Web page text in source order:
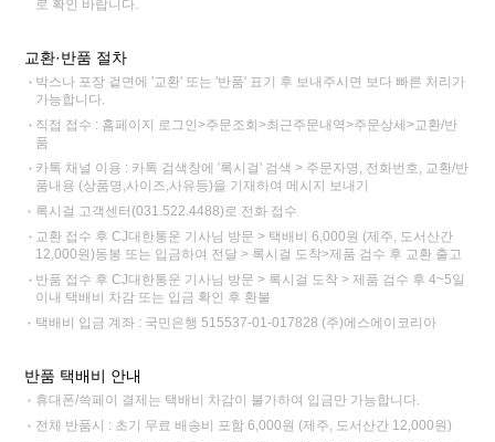
로 확인 바랍니다.
교환·반품 절차
박스나 포장 겉면에 '교환' 또는 '반품' 표기 후 보내주시면 보다 빠른 처리가
가능합니다.
직접 접수 : 홈페이지 로그인>주문조회>최근주문내역>주문상세>교환/반
품
카톡 채널 이용 : 카톡 검색창에 '록시걸' 검색 > 주문자명, 전화번호, 교환/반
품내용 (상품명,사이즈,사유등)을 기재하여 메시지 보내기
록시걸 고객센터(031.522.4488)로 전화 접수
교환 접수 후 CJ대한통운 기사님 방문 > 택배비 6,000원 (제주, 도서산간
12,000원)동봉 또는 입금하여 전달 > 록시걸 도착>제품 검수 후 교환 출고
반품 접수 후 CJ대한통운 기사님 방문 > 록시걸 도착 > 제품 검수 후 4~5일
이내 택배비 차감 또는 입금 확인 후 환불
택배비 입금 계좌 : 국민은행 515537-01-017828 (주)에스에이코리아
반품 택배비 안내
휴대폰/쓱페이 결제는 택배비 차감이 불가하여 입금만 가능합니다.
전체 반품시 : 초기 무료 배송비 포함 6,000원 (제주, 도서산간 12,000원)